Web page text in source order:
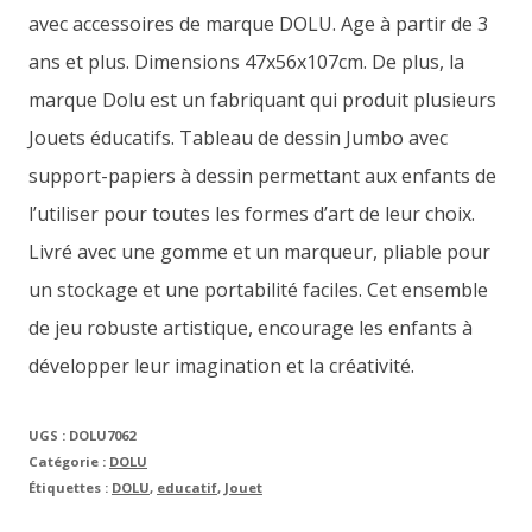
avec accessoires de marque DOLU. Age à partir de 3
ans et plus. Dimensions 47x56x107cm. De plus, la
marque Dolu est un fabriquant qui produit plusieurs
Jouets éducatifs. Tableau de dessin Jumbo avec
support-papiers à dessin permettant aux enfants de
l’utiliser pour toutes les formes d’art de leur choix.
Livré avec une gomme et un marqueur, pliable pour
un stockage et une portabilité faciles. Cet ensemble
de jeu robuste artistique, encourage les enfants à
développer leur imagination et la créativité.
UGS : DOLU7062
Catégorie : DOLU
Étiquettes : DOLU, educatif, Jouet